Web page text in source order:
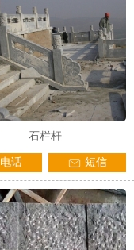
石栏杆
电话 短信